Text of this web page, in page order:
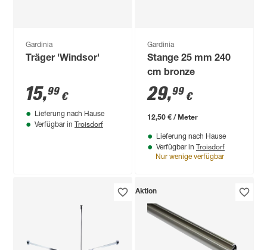
Gardinia
Träger 'Windsor'
15,99 €
Lieferung nach Hause
Verfügbar in Troisdorf
Gardinia
Stange 25 mm 240
cm bronze
29,99 €
12,50 € / Meter
Lieferung nach Hause
Verfügbar in Troisdorf
Nur wenige verfügbar
Aktion